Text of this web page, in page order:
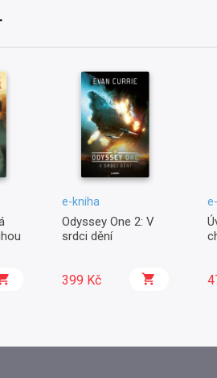
e-kniha
Odyssey One 2: V
srdci dění
399 Kč